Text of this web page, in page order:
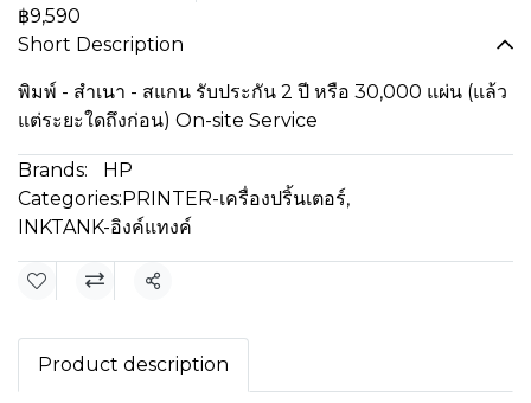
฿9,590
Short Description
พิมพ์ - สำเนา - สแกน รับประกัน 2 ปี หรือ 30,000 แผ่น (แล้ว
แต่ระยะใดถึงก่อน) On-site Service
Brands:
HP
Categories:PRINTER-เครื่องปริ้นเตอร์,
INKTANK-อิงค์แทงค์
Share
Product description